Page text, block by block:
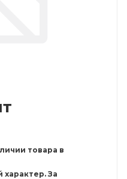
товара в
За